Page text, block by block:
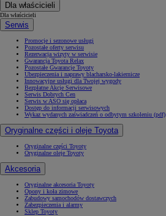
Dla właścicieli
Dla właścicieli
Serwis
Promocje i sezonowe usługi
Pozostałe oferty serwisu
Rezerwacja wizyty w serwisie
Gwarancja Toyota Relax
Pozostałe Gwarancje Toyoty
Ubezpieczenia i naprawy blacharsko-lakiernicze
Innowacyjne usługi dla Twojej wygody
Bezpłatne Akcje Serwisowe
Serwis Dobrych Cen
Serwis w ASO się opłaca
Dostęp do informacji serwisowych
Wykaz wydanych zaświadczeń o odbytym szkoleniu (pdf)
Oryginalne części i oleje Toyota
Oryginalne części Toyoty
Oryginalne oleje Toyoty
Akcesoria
Oryginalne akcesoria Toyoty
Opony i koła zimowe
Zabudowy samochodów dostawczych
Zabezpieczenia i alarmy
Sklep Toyoty